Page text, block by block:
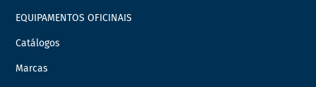
EQUIPAMENTOS OFICINAIS
Catálogos
Marcas